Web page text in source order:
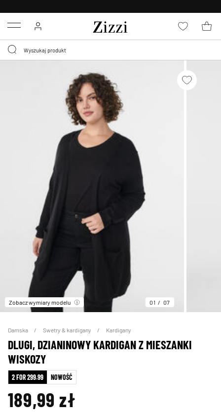
Menu
Zobacz wymiary modelu 01 07
Damska Swetry & kardigany Kardigany
DLUGI, DZIANINOWY KARDIGAN Z MIESZANKI
WISKOZY
2 FOR 299.99 NOWOŚĆ
189,99 zł